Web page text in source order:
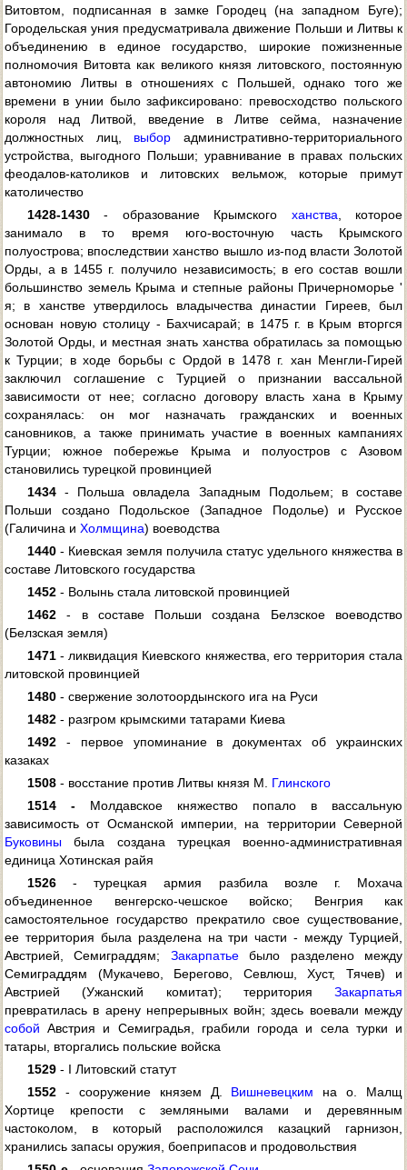
Витовтом, подписанная в замке Городец (на западном Буге);
Городельская уния предусматривала движение Польши и Литвы к
объединению в единое государство, широкие пожизненные
полномочия Витовта как великого князя литовского, постоянную
автономию Литвы в отношениях с Польшей, однако того же
времени в унии было зафиксировано: превосходство польского
короля над Литвой, введение в Литве сейма, назначение
должностных лиц, выбор административно-территориального
устройства, выгодного Польши; уравнивание в правах польских
феодалов-католиков и литовских вельмож, которые примут
католичество
1428-1430 - образование Крымского ханства , которое
занимало в то время юго-восточную часть Крымского
полуострова; впоследствии ханство вышло из-под власти Золотой
Орды, а в 1455 г. получило независимость; в его состав вошли
большинство земель Крыма и степные районы Причерноморье '
я; в ханстве утвердилось владычества династии Гиреев, был
основан новую столицу - Бахчисарай; в 1475 г. в Крым вторгся
Золотой Орды, и местная знать ханства обратилась за помощью
к Турции; в ходе борьбы с Ордой в 1478 г. хан Менгли-Гирей
заключил соглашение с Турцией о признании вассальной
зависимости от нее; согласно договору власть хана в Крыму
сохранялась: он мог назначать гражданских и военных
сановников, а также принимать участие в военных кампаниях
Турции; южное побережье Крыма и полуостров с Азовом
становились турецкой провинцией
1434 - Польша овладела Западным Подольем; в составе
Польши создано Подольское (Западное Подолье) и Русское
(Галичина и Холмщина) воеводства
1440 - Киевская земля получила статус удельного княжества в
составе Литовского государства
1452 - Волынь стала литовской провинцией
1462 - в составе Польши создана Белзское воеводство
(Белзская земля)
1471 - ликвидация Киевского княжества, его территория стала
литовской провинцией
1480 - свержение золотоордынского ига на Руси
1482 - разгром крымскими татарами Киева
1492 - первое упоминание в документах об украинских
казаках
1508 - восстание против Литвы князя М. Глинского
1514 - Молдавское княжество попало в вассальную
зависимость от Османской империи, на территории Северной
Буковины была создана турецкая военно-административная
единица Хотинская райя
1526 - турецкая армия разбила возле г. Мохача
объединенное венгерско-чешское войско; Венгрия как
самостоятельное государство прекратило свое существование,
ее территория была разделена на три части - между Турцией,
Австрией, Семиграддям; Закарпатьебыло разделено между
Семиграддям (Мукачево, Берегово, Севлюш, Хуст, Тячев) и
Австрией (Ужанский комитат); территория Закарпатья
превратилась в арену непрерывных войн; здесь воевали между
собой Австрия и Семиградья, грабили города и села турки и
татары, вторгались польские войска
1529 - I Литовский статут
1552 - сооружение князем Д. Вишневецким на о. Малщ
Хортице крепости с земляными валами и деревянным
частоколом, в который расположился казацкий гарнизон,
хранились запасы оружия, боеприпасов и продовольствия